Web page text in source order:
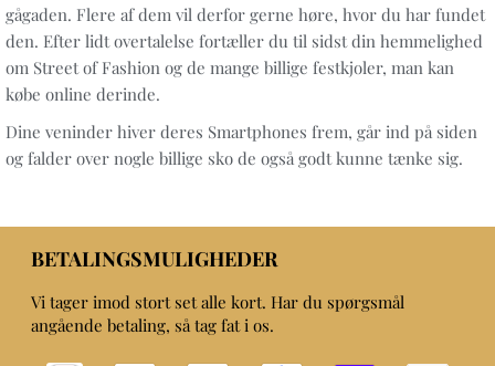
gågaden. Flere af dem vil derfor gerne høre, hvor du har fundet
den. Efter lidt overtalelse fortæller du til sidst din hemmelighed
om Street of Fashion og de mange billige festkjoler, man kan
købe online derinde.
Dine veninder hiver deres Smartphones frem, går ind på siden
og falder over nogle billige sko de også godt kunne tænke sig.
BETALINGSMULIGHEDER
Vi tager imod stort set alle kort. Har du spørgsmål
angående betaling, så tag fat i os.